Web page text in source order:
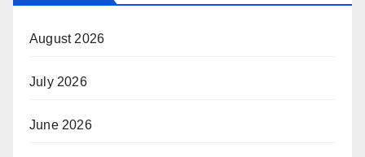
August 2026
July 2026
June 2026